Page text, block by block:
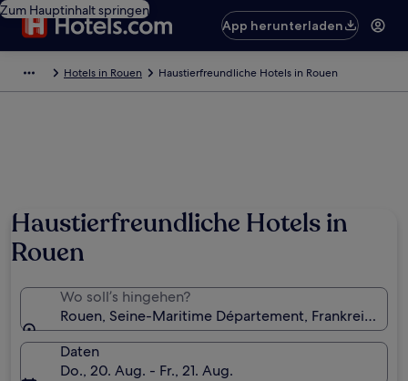
Zum Hauptinhalt springen
App herunterladen
Hotels in Rouen Haustierfreundliche Hotels in Rouen
Haustierfreundliche Hotels in
Rouen
Wo soll’s hingehen?
Rouen, Seine-Maritime Département, Frankreich
Daten
Do., 20. Aug. - Fr., 21. Aug.